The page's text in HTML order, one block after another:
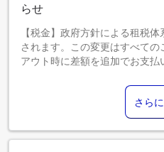
らせ
【税金】政府方針による租税
されます。この変更はすべて
アウト時に差額を追加でお支
さら